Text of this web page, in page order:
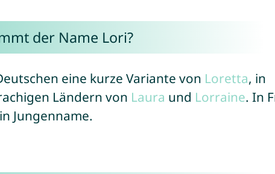
der Name Lori?
eine kurze Variante von Loretta, in
Ländern von Laura und Lorraine. In
Jungenname.